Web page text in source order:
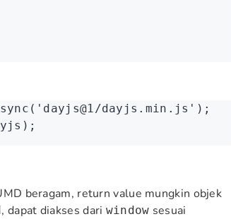
( 'dayjs@1/dayjs.min.js' );
beragam, return value mungkin objek
, dapat diakses dari window sesuai